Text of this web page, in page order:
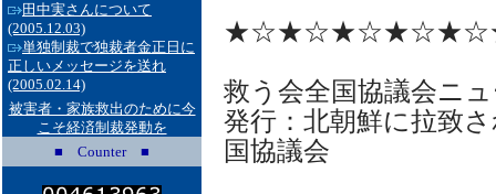
田中実さんについて
(2005.12.03)
単独制裁で独裁者金正日に
正しいメッセージを送れ
(2005.02.14)
被害者・家族救出のために今
こそ経済制裁発動を
■ Counter ■
救う会全国協議会ニ
発行：北朝鮮に拉致
国協議会